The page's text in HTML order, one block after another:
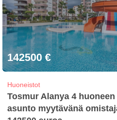
142500 €
Huoneistot
Tosmur Alanya 4
asunto myytävänä